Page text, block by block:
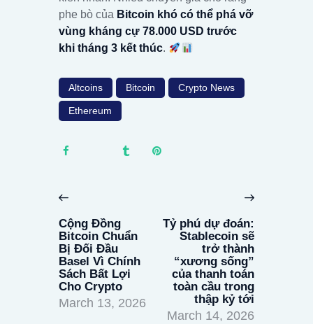
phe bò của Bitcoin khó có thể phá vỡ
vùng kháng cự 78.000 USD trước
khi tháng 3 kết thúc.
Altcoins Bitcoin Crypto News
Ethereum
navigation
post:
Cộng Đồng
Bitcoin Chuẩn
Bị Đối Đầu
Basel Vì Chính
Sách Bất Lợi
Cho Crypto
March 13, 2026
Tỷ phú dự đoán:
Stablecoin sẽ
trở thành
“xương sống”
của thanh toán
toàn cầu trong
thập kỷ tới
March 14, 2026